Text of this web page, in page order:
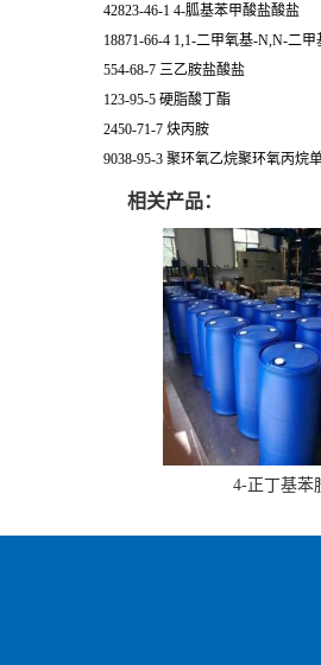
42823-46-1 4-胍基苯甲酸盐酸盐
18871-66-4 1,1-二甲氧基-N,N-二甲
554-68-7 三乙胺盐酸盐
123-95-5 硬脂酸丁酯
2450-71-7 炔丙胺
9038-95-3 聚环氧乙烷聚环氧丙烷
相关产品：
4-正丁基苯